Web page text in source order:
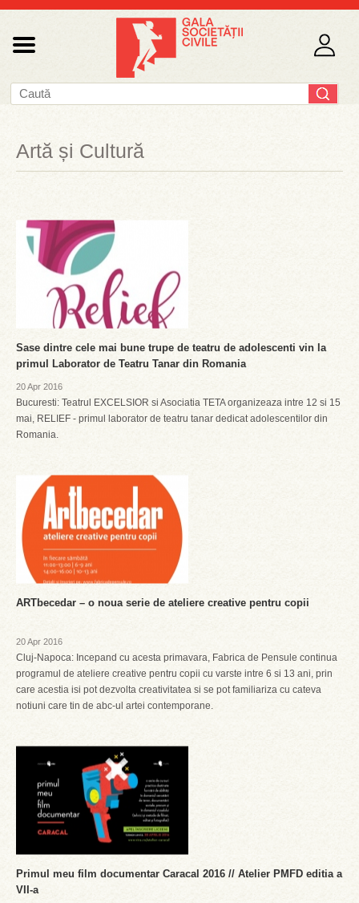
Artă și Cultură
Sase dintre cele mai bune trupe de teatru de adolescenti vin la
primul Laborator de Teatru Tanar din Romania
20 Apr 2016
Bucuresti: Teatrul EXCELSIOR si Asociatia TETA organizeaza intre 12 si 15
mai, RELIEF - primul laborator de teatru tanar dedicat adolescentilor din
Romania.
ARTbecedar – o noua serie de ateliere creative pentru copii
20 Apr 2016
Cluj-Napoca: Incepand cu acesta primavara, Fabrica de Pensule continua
programul de ateliere creative pentru copii cu varste intre 6 si 13 ani, prin
care acestia isi pot dezvolta creativitatea si se pot familiariza cu cateva
notiuni care tin de abc-ul artei contemporane.
Primul meu film documentar Caracal 2016 // Atelier PMFD editia a
VII-a